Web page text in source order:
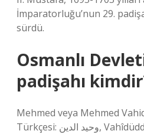
İmparatorluğu’nun 29.
sürdü.
Osmanlı
padişahı
Mehmed veya Mehmed
Türkçesi: وحيد الدين, Vahîdüddîn, Mehmed-i Sadis; 4